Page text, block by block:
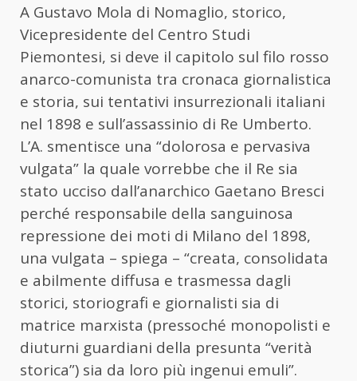
A Gustavo Mola di Nomaglio, storico,
Vicepresidente del Centro Studi
Piemontesi, si deve il capitolo sul filo rosso
anarco-comunista tra cronaca giornalistica
e storia, sui tentativi insurrezionali italiani
nel 1898 e sull’assassinio di Re Umberto.
L’A. smentisce una “dolorosa e pervasiva
vulgata” la quale vorrebbe che il Re sia
stato ucciso dall’anarchico Gaetano Bresci
perché responsabile della sanguinosa
repressione dei moti di Milano del 1898,
una vulgata – spiega – “creata, consolidata
e abilmente diffusa e trasmessa dagli
storici, storiografi e giornalisti sia di
matrice marxista (pressoché monopolisti e
diuturni guardiani della presunta “verità
storica”) sia da loro più ingenui emuli”.